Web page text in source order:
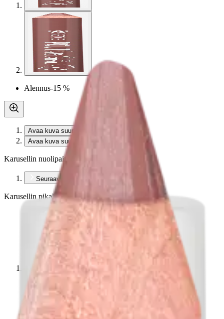
Alennus-15 %
Avaa kuva suurempana
Avaa kuva suurempana
Karusellin nuolipainikkeet
Seuraava
Karusellin pikakuvakkeet